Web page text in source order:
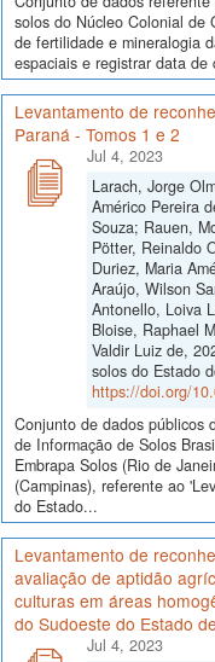
solos do Núcleo Colonial de
de fertilidade e mineralogia
espaciais e registrar data de
Levantamento de
Paraná - Tomos 1 e 2
Jul 4, 2023
Larach, Jorge
Américo Pereira
Souza; Rauen,
Pötter, Reinaldo
Duriez, Maria
Araújo, Wilson
Antonello, Loiva
Bloise, Raphael
Valdir Luiz de,
solos do Estado
https://doi.org/
Conjunto de dados públicos
de Informação de Solos
Embrapa Solos (Rio de
(Campinas), referente ao
do Estado...
Levantamento de
avaliação de aptidão
culturas em áreas
do Sudoeste do Estado
Jul 4, 2023